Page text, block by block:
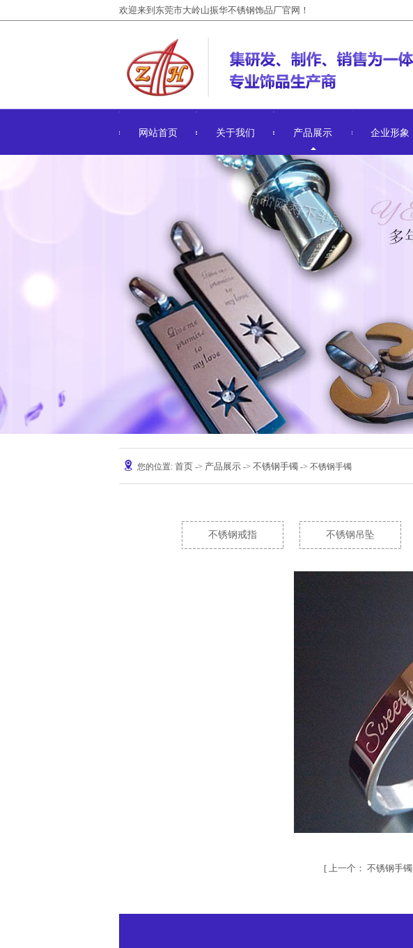
欢迎来到东莞市大岭山振华不锈钢饰品厂官网！
网站首页 关于我们 产品展示 企业形象
您的位置: 首页 -> 产品展示 -> 不锈钢手镯 -> 不锈钢手镯
不锈钢戒指 不锈钢吊坠
[ 上一个： 不锈钢手镯